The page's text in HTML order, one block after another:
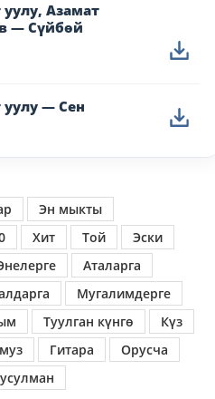
Азамат
— Сүйбөй
— Сен
Эн мыкты
Хит Той
Эски
Аталарга
Мугалимдерге
Туулган күнгө
Күз
Гитара
Орусча